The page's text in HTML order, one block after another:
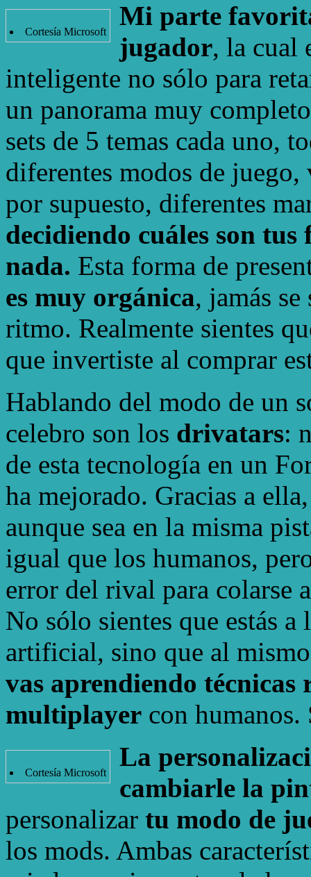
Cortesía Microsoft
Mi parte
jugador, la cual
inteligente no sólo para
un panorama muy
sets de 5 temas cada uno,
diferentes modos de
por supuesto, diferentes
decidiendo cuáles son
nada. Esta forma de
es muy orgánica, jamás
ritmo. Realmente sientes
que invertiste al comprar
Hablando del modo de un
celebro son los drivatars:
de esta tecnología en un
ha mejorado. Gracias a
aunque sea en la misma
igual que los humanos,
error del rival para colarse
No sólo sientes que estás
artificial, sino que al
vas aprendiendo técnicas
multiplayer con
Cortesía Microsoft
La
cambiarle la
personalizar tu modo de
los mods. Ambas